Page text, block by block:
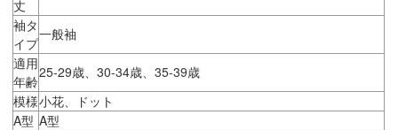
丈
袖タ
イプ
一般袖
適用
年齢
25-29歳、30-34歳、35-39歳
模様小花、ドット
A型 A型